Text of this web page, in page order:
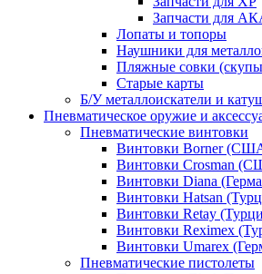
Запчасти для
Лопаты и топоры
Наушники для
Пляжные совки
Старые карты
Б/У металлоискатели и
Пневматическое оружие и
Пневматические винтовки
Винтовки Borner
Винтовки Crosman
Винтовки Diana
Винтовки Hatsan
Винтовки Retay
Винтовки Reximex
Винтовки Umarex
Пневматические пистолеты